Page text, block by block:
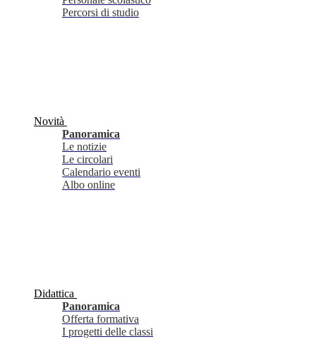
Percorsi di studio
Novità
Panoramica
Le notizie
Le circolari
Calendario eventi
Albo online
Didattica
Panoramica
Offerta formativa
I progetti delle classi